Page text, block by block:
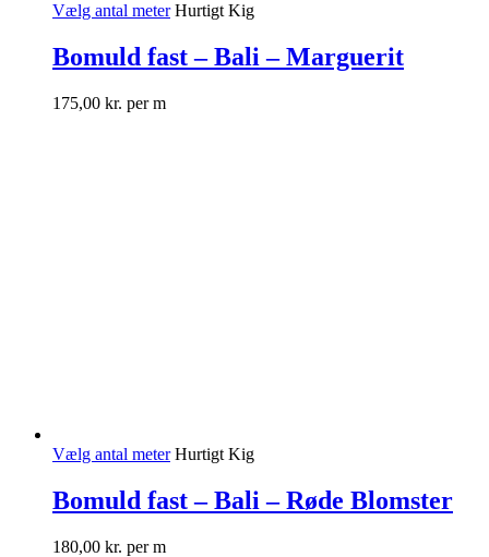
Vælg antal meter Hurtigt Kig
Bomuld fast – Bali – Marguerit
175,00 kr. per m
Vælg antal meter Hurtigt Kig
Bomuld fast – Bali – Røde Blomster
180,00 kr. per m